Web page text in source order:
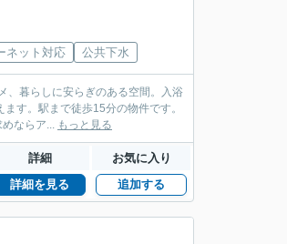
ネット対応 公共下水
、暮らしに安らぎのある空間。入浴
す。駅まで徒歩15分の物件です。
ならア... もっと見る
詳細 お気に入り
詳細を見る 追加する